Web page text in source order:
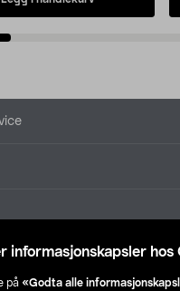
informasjonskapsler hos
på «Godta alle